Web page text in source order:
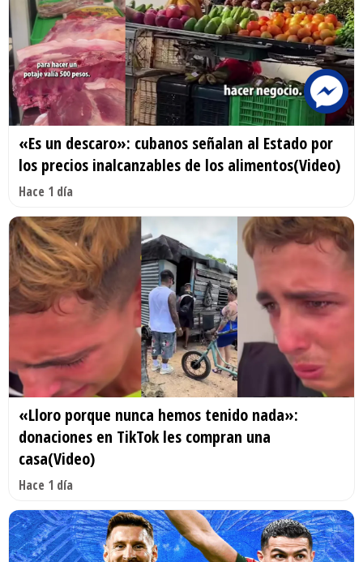
«Es un descaro»: cubanos señalan al Estado por
los precios inalcanzables de los alimentos(Video)
Hace 1 día
«Lloro porque nunca hemos tenido nada»:
donaciones en TikTok les compran una
casa(Video)
Hace 1 día